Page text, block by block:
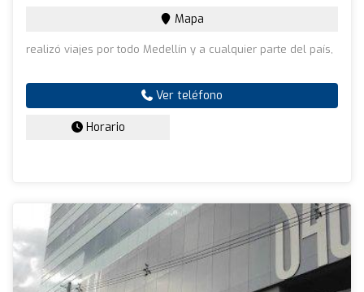
Mapa
realizó viajes por todo Medellín y a cualquier parte del país,
Ver teléfono
Horario